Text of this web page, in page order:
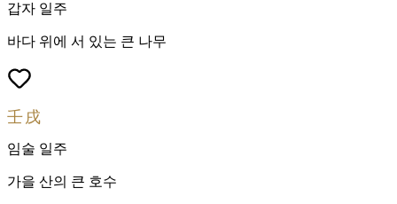
갑자 일주
바다 위에 서 있는 큰 나무
壬戌
임술 일주
가을 산의 큰 호수